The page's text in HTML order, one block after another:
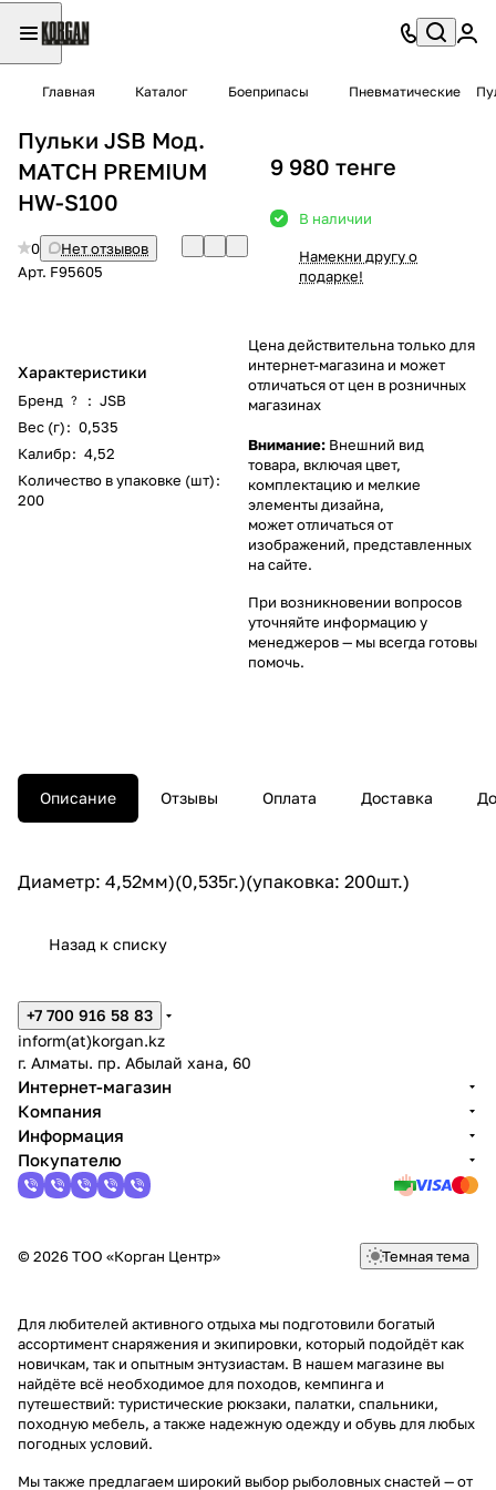
Главная Каталог Боеприпасы Пневматические
Пульки JSB Мод.
MATCH PREMIUM
HW-S100
0
Нет отзывов
Арт. F95605
Характеристики
Бренд ? : JSB
Вес (г): 0,535
Калибр: 4,52
Количество в упаковке (шт):
200
9 980 тенге
В наличии
Намекни другу о
подарке!
Цена действительна только для
интернет-магазина и может
отличаться от цен в розничных
магазинах
Внимание: Внешний вид
товара, включая цвет,
комплектацию и мелкие
элементы дизайна,
может отличаться от
изображений, представленных
на сайте.
При возникновении вопросов
уточняйте информацию у
менеджеров— мы всегда готовы
помочь.
Описание Отзывы Оплата Доставка
Диаметр: 4,52мм)(0,535г.)(упаковка: 200шт.)
Назад к списку
+7 700 916 58 83
inform(at)korgan.kz
г. Алматы. пр. Абылай хана, 60
Интернет-магазин
Компания
Информация
Покупателю
© 2026 ТОО «Корган Центр» Темная тема
Для любителей активного отдыха мы подготовили богатый
ассортимент снаряжения и экипировки, который подойдёт как
новичкам, так и опытным энтузиастам. В нашем магазине вы
найдёте всё необходимое для походов, кемпинга и
путешествий: туристические рюкзаки, палатки, спальники,
походную мебель, а также надежную одежду и обувь для любых
погодных условий.
Мы также предлагаем широкий выбор рыболовных снастей — от